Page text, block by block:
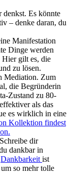
denkst. Es könnte
– denke daran, du
Manifestation
Dinge werden
Hier gilt es, die
zu lösen.
Mediation. Zum
die Begründerin
Zustand zu 80-
als das
es wirklich in eine
Kollektion findest
dir
dankbar in
Dankbarkeit ist
so mehr tolle